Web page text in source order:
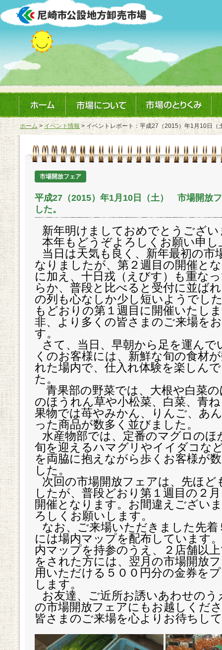
ホーム> イベント情報> イベントレポート：平成27（2015）年1月10日
市場開放フェア
平成27（2015）年1月10日（土） 市場開放
した。
新年明けましておめでとうござい
本年もどうぞよろしくお願い申し
当日は天気も良く、新年最初の市
なりましたが、第２週目の開催と
に加え、 十日戎（えびす）も重な
らか、普段と比べると受付に並ば
の列も心なしか少し短いようでし
もどおりの第１週目に開催いたし
非、より多くの皆さまのご来場を
す。
さて、当日、早朝から足を運んで
くのお客様には、新鮮な旬の食材
れた場内で、仕入れ体験を楽しん
た。
青果部の野菜では、大根や白菜の
のほうれん草や小松菜、白菜、青
果物では苺やみかん、りんご、あ
った商品が数多く並びました。
水産物部では、定番のマグロのほ
旬を迎えるハマグリやイイダコな
を両脇に抱えながら歩くお客様が
した。
次回の市場開放フェアは、先ほど
したが、普段どおり第１週目の２
開催となります。お間違えござい
ろしくお願いします。
なお、ご来場いただきました先着
には場内マップを配布しています
内マップを持参のうえ、２店舗以
をされた方には、翌月の市場開放
用いただける５００円分の金券を
します。
お友達、ご近所お誘いあわせのう
の市場開放フェアにもお越しくだ
皆さまのご来場を心よりお待ちし